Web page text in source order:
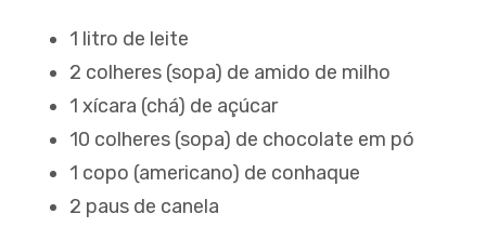
1 litro de leite
2 colheres (sopa) de amido de milho
1 xícara (chá) de açúcar
10 colheres (sopa) de chocolate em pó
1 copo (americano) de conhaque
2 paus de canela